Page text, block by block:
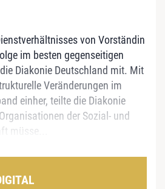
von Vorständin
im besten gegenseitigen
Diakonie Deutschland mit. Mit
Veränderungen im
einher, teilte die Diakonie
der Sozial- und
müsse...